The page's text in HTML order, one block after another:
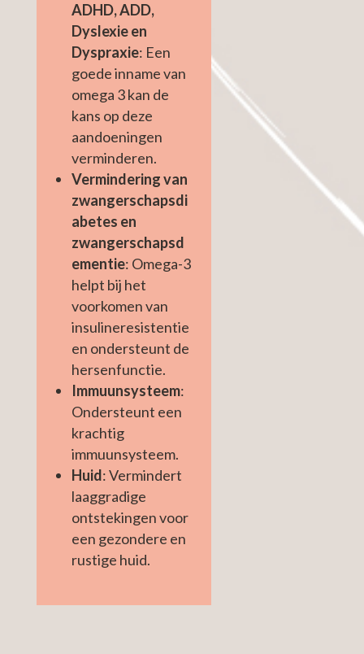
ADHD, ADD,
Dyslexie en
Dyspraxie: Een
goede inname van
omega 3 kan de
kans op deze
aandoeningen
verminderen.
Vermindering van
zwangerschapsdi
abetes en
zwangerschapsd
ementie: Omega-3
helpt bij het
voorkomen van
insulineresistentie
en ondersteunt de
hersenfunctie.
Immuunsysteem:
Ondersteunt een
krachtig
immuunsysteem.
Huid: Vermindert
laaggradige
ontstekingen voor
een gezondere en
rustige huid.